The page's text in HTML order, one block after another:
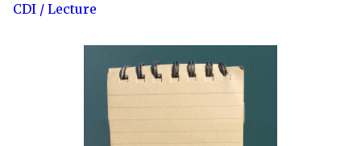
CDI / Lecture